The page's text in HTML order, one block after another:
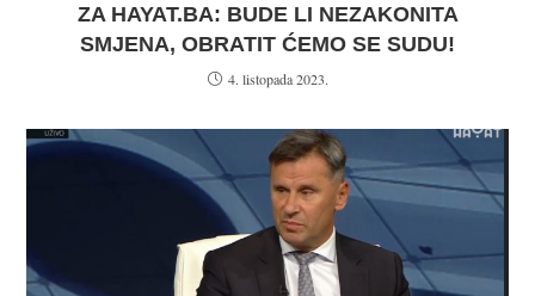
ZA HAYAT.BA: BUDE LI NEZAKONITA
SMJENA, OBRATIT ĆEMO SE SUDU!
4. listopada 2023.